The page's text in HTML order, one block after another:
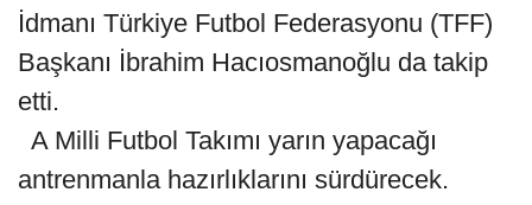
İdmanı Türkiye Futbol Federasyonu (TFF)
Başkanı İbrahim Hacıosmanoğlu da takip
etti.
A Milli Futbol Takımı yarın yapacağı
antrenmanla hazırlıklarını sürdürecek.